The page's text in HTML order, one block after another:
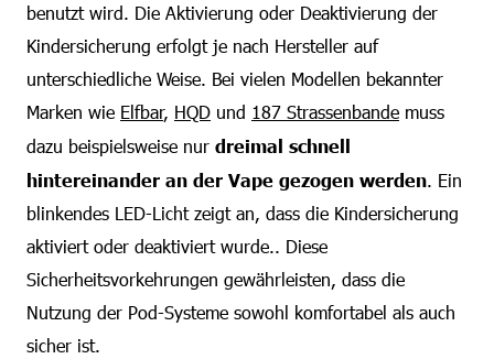
benutzt wird. Die Aktivierung oder Deaktivierung der
Kindersicherung erfolgt je nach Hersteller auf
unterschiedliche Weise. Bei vielen Modellen bekannter
Marken wie Elfbar, HQD und 187 Strassenbande muss
dazu beispielsweise nur dreimal schnell
hintereinander an der Vape gezogen werden. Ein
blinkendes LED-Licht zeigt an, dass die Kindersicherung
aktiviert oder deaktiviert wurde.. Diese
Sicherheitsvorkehrungen gewährleisten, dass die
Nutzung der Pod-Systeme sowohl komfortabel als auch
sicher ist.